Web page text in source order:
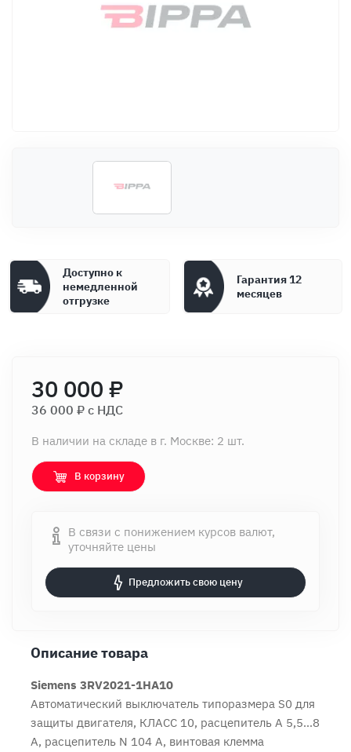
Доступно к
немедленной
отгрузке
Гарантия 12
месяцев
30 000 ₽
36 000 ₽ c НДС
В наличии на складе в г. Москве: 2 шт.
В корзину
В связи с понижением курсов валют,
уточняйте цены
Предложить свою цену
Описание товара
Siemens 3RV2021-1HA10
Автоматический выключатель типоразмера S0 для
защиты двигателя, КЛАСС 10, расцепитель А 5,5...8
А, расцепитель N 104 А, винтовая клемма